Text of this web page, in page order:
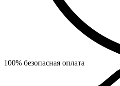
100% безопасная оплата